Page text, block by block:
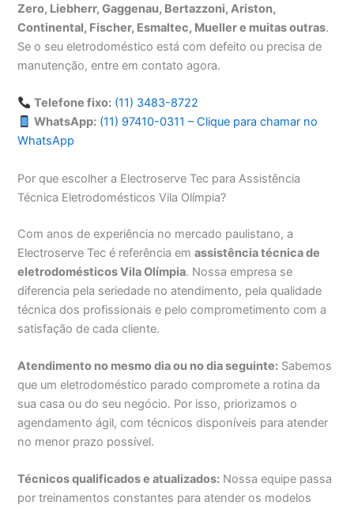
Zero, Liebherr, Gaggenau, Bertazzoni, Ariston,
Continental, Fischer, Esmaltec, Mueller e muitas outras.
Se o seu eletrodoméstico está com defeito ou precisa de
manutenção, entre em contato agora.
Telefone fixo: (11) 3483-8722
WhatsApp: (11) 97410-0311 – Clique para chamar no
WhatsApp
Por que escolher a Electroserve Tec para Assistência
Técnica Eletrodomésticos Vila Olímpia?
Com anos de experiência no mercado paulistano, a
Electroserve Tec é referência emassistência técnica de
eletrodomésticos Vila Olímpia. Nossa empresa se
diferencia pela seriedade no atendimento, pela qualidade
técnica dos profissionais e pelo comprometimento com a
satisfação de cada cliente.
Atendimento no mesmo dia ou no dia seguinte: Sabemos
que um eletrodoméstico parado compromete a rotina da
sua casa ou do seu negócio. Por isso, priorizamos o
agendamento ágil, com técnicos disponíveis para atender
no menor prazo possível.
Técnicos qualificados e atualizados: Nossa equipe passa
por treinamentos constantes para atender os modelos